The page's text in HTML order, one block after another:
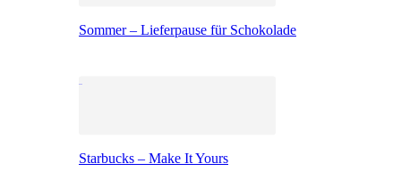
Sommer – Lieferpause für Schokolade
Starbucks – Make It Yours